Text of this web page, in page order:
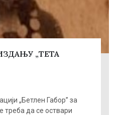
„ТЕТА
„Бетлен Габор” за
треба да се оствари